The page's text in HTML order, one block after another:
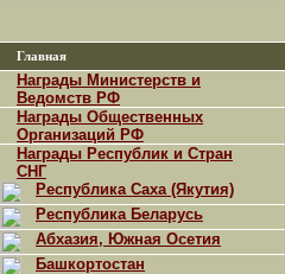
Главная
Награды Министерств и
Ведомств РФ
Награды Общественных
Организаций РФ
Награды Республик и Стран
СНГ
Республика Саха (Якутия)
Республика Беларусь
Абхазия, Южная Осетия
Башкортостан